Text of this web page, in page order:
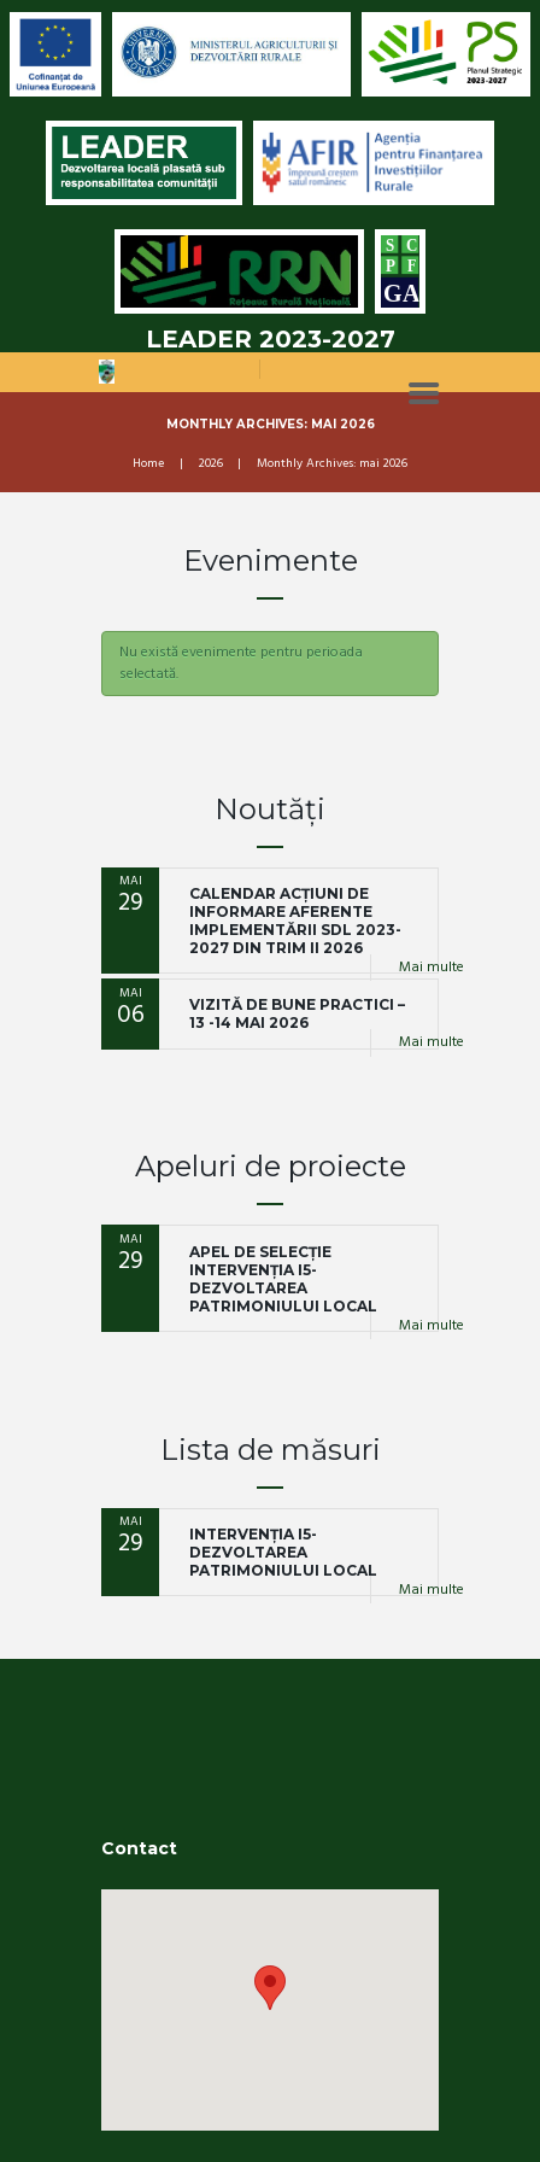
LEADER 2023-2027
MONTHLY ARCHIVES: MAI 2026
Home 2026 Monthly Archives: mai 2026
Evenimente
Nu există evenimente pentru perioada
selectată.
Noutăți
MAI
29
CALENDAR ACȚIUNI DE
INFORMARE AFERENTE
IMPLEMENTĂRII SDL 2023-
2027 DIN TRIM II 2026
Mai multe
MAI
06
VIZITĂ DE BUNE PRACTICI –
13 -14 MAI 2026
Mai multe
Apeluri de proiecte
MAI
29
APEL DE SELECȚIE
INTERVENȚIA I5-
DEZVOLTAREA
PATRIMONIULUI LOCAL
Mai multe
Lista de măsuri
MAI
29
INTERVENȚIA I5-
DEZVOLTAREA
PATRIMONIULUI LOCAL
Mai multe
Contact